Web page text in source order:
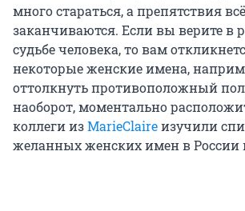
много стараться, а препятствия
заканчиваются. Если вы верите в
судьбе человека, то вам
некоторые женские имена,
оттолкнуть противоположный
наоборот, моментально
коллеги изMarieClaireизучили
желанных женских имен в России